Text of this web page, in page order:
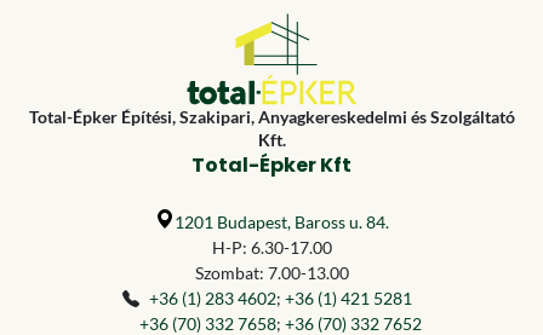
Total-Épker Építési, Szakipari, Anyagkereskedelmi és Szolgáltató
Kft.
Total-Épker Kft
1201 Budapest, Baross u. 84.
H-P: 6.30-17.00
Szombat: 7.00-13.00
+36 (1) 283 4602; +36 (1) 421 5281
+36 (70) 332 7658; +36 (70) 332 7652